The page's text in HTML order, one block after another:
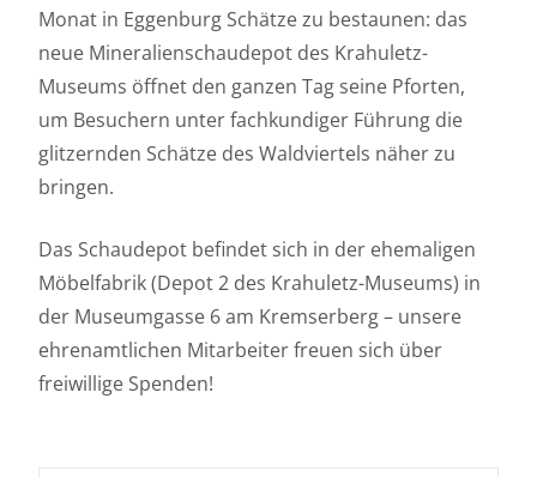
Monat in Eggenburg Schätze zu bestaunen: das
neue Mineralienschaudepot des Krahuletz-
Museums öffnet den ganzen Tag seine Pforten,
um Besuchern unter fachkundiger Führung die
glitzernden Schätze des Waldviertels näher zu
bringen.
Das Schaudepot befindet sich in der ehemaligen
Möbelfabrik (Depot 2 des Krahuletz-Museums) in
der Museumgasse 6 am Kremserberg – unsere
ehrenamtlichen Mitarbeiter freuen sich über
freiwillige Spenden!